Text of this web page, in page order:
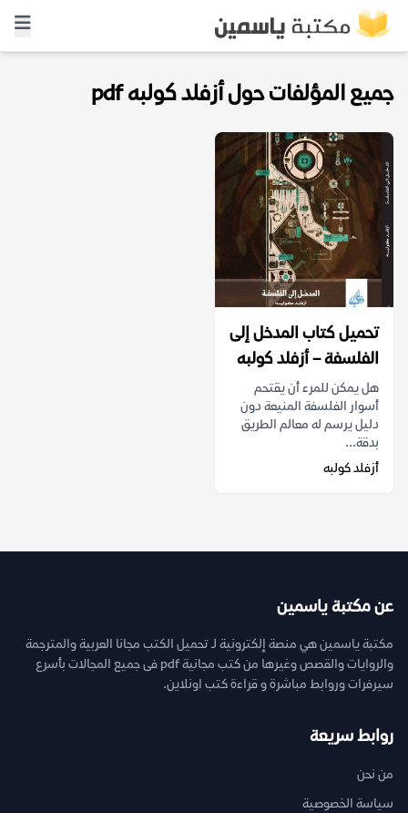
جميع المؤلفات حول أزفلد كولبه pdf
تحميل كتاب المدخل إلى
الفلسفة – أزفلد كولبه
هل يمكن للمرء أن يقتحم
أسوار الفلسفة المنيعة دون
دليل يرسم له معالم الطريق
بدقة...
أزفلد كولبه
عن مكتبة ياسمين
مكتبة ياسمين هي منصة إلكترونية لـ تحميل الكتب مجانا العربية والمترجمة
والروايات والقصص وغيرها من كتب مجانية pdf فى جميع المجالات بأسرع
سيرفرات وروابط مباشرة و قراءة كتب اونلاين.
روابط سريعة
من نحن
سياسة الخصوصية